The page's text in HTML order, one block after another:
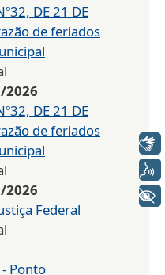
DE 21 DE
de feriados
2026
DE 21 DE
de feriados
2026
Federal
Ponto
Libras
+ Acessibilidade